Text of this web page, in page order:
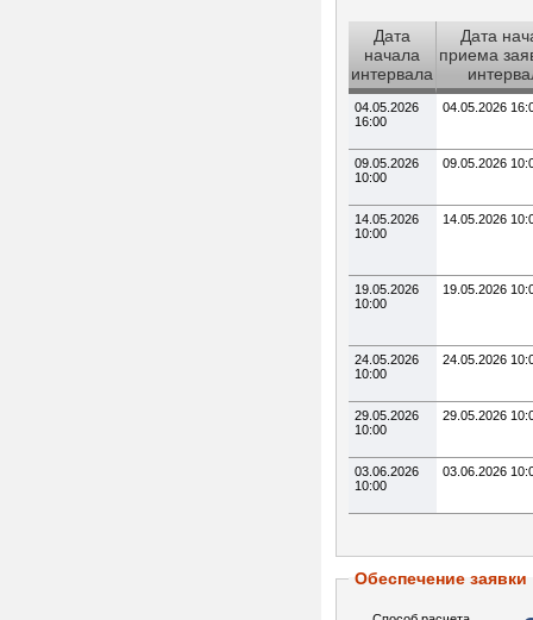
Дата
начала
интервала
Дата
приема
04.05.2026
16:00
04.05.2026
09.05.2026
10:00
09.05.2026
14.05.2026
10:00
14.05.2026
19.05.2026
10:00
19.05.2026
24.05.2026
10:00
24.05.2026
29.05.2026
10:00
29.05.2026
03.06.2026
10:00
03.06.2026
Обеспечение заявки